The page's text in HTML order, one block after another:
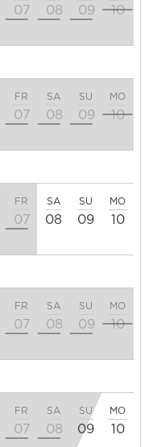
07 08 09 10
FR
07
SA
08
SU
09
MO
10
FR
07
SA
08
SU
09
MO
10
FR
07
SA
08
SU
09
MO
10
FR
07
SA
08
SU
09
MO
10